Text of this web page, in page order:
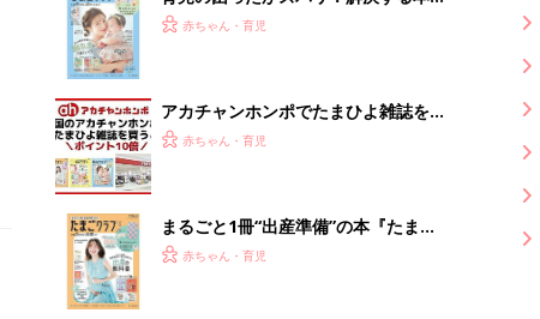
『ひよこクラブ 秋号』 4カ月～2才
赤ちゃん・育児
アカチャンホンポでたまひよ雑誌を買
うとポイント10倍【期間限定】
赤ちゃん・育児
まるごと1冊“出産準備”の本『たまご
クラブ 夏号』〈スペシャル大特集〉
赤ちゃん・育児